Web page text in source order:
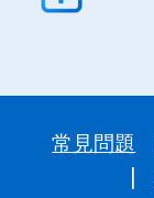
常見問題
|